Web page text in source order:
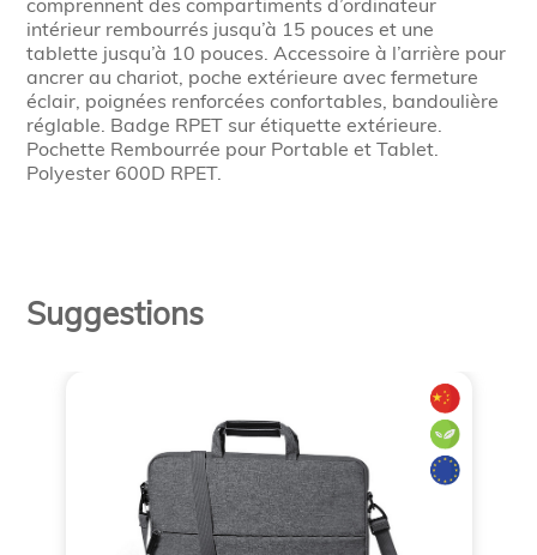
comprennent des compartiments d’ordinateur
intérieur rembourrés jusqu’à 15 pouces et une
tablette jusqu’à 10 pouces. Accessoire à l’arrière pour
ancrer au chariot, poche extérieure avec fermeture
éclair, poignées renforcées confortables, bandoulière
réglable. Badge RPET sur étiquette extérieure.
Pochette Rembourrée pour Portable et Tablet.
Polyester 600D RPET.
Suggestions